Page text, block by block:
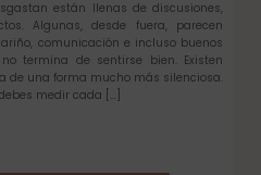
están llenas de discusiones,
Algunas, desde fuera, parecen
comunicación e incluso buenos
termina de sentirse bien. Existen
de una forma mucho más silenciosa.
medir cada […]